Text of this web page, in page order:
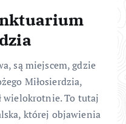
są miejscem, gdzie
Miłosierdzia,
wielokrotnie. To tutaj
której objawienia